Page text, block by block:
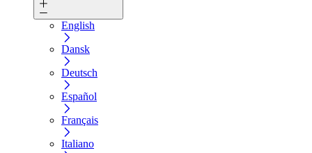
English
Dansk
Deutsch
Español
Français
Italiano